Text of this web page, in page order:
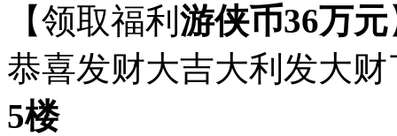
【领取福利 游侠币36万元
恭喜发财大吉大利发大
5楼